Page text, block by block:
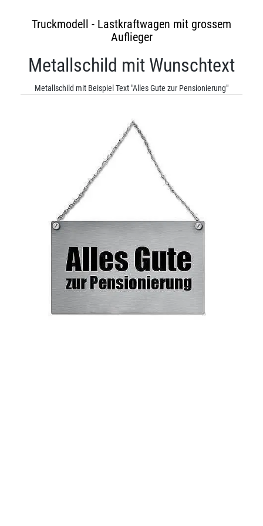
Truckmodell - Lastkraftwagen mit grossem
Auflieger
Metallschild mit Wunschtext
Metallschild mit Beispiel Text "Alles Gute zur Pensionierung"